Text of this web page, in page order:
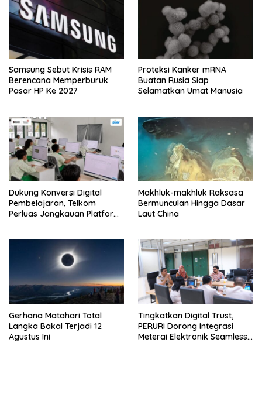
Samsung Sebut Krisis RAM
Berencana Memperburuk
Pasar HP Ke 2027
Proteksi Kanker mRNA
Buatan Rusia Siap
Selamatkan Umat Manusia
Dukung Konversi Digital
Pembelajaran, Telkom
Perluas Jangkauan Platform
Makhluk-makhluk Raksasa
Bermunculan Hingga Dasar
Laut China
Gerhana Matahari Total
Langka Bakal Terjadi 12
Agustus Ini
Tingkatkan Digital Trust,
PERURI Dorong Integrasi
Meterai Elektronik Seamless